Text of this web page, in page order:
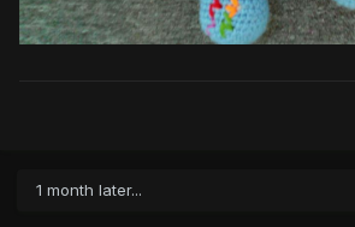
1 month later...